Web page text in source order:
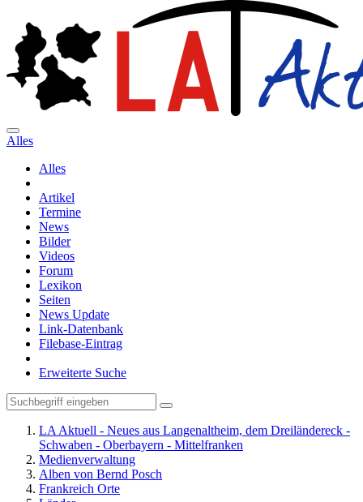
Alles
Alles
Artikel
Termine
News
Bilder
Videos
Forum
Lexikon
Seiten
News Update
Link-Datenbank
Filebase-Eintrag
Erweiterte Suche
LA Aktuell - Neues aus Langenaltheim, dem Dreiländereck -
Schwaben - Oberbayern - Mittelfranken
Medienverwaltung
Alben von Bernd Posch
Frankreich Orte